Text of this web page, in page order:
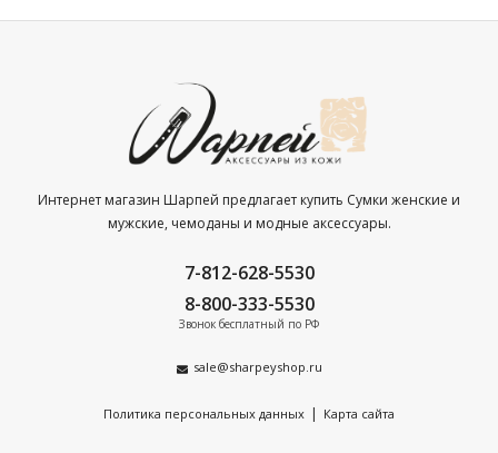
Интернет магазин Шарпей предлагает купить Сумки женские и
мужские, чемоданы и модные аксессуары.
7-812-628-5530
8-800-333-5530
Звонок бесплатный по РФ
sale@sharpeyshop.ru
Политика персональных данных | Карта сайта